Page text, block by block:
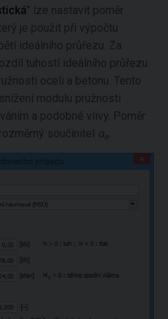
" lze nastavit poměr
je použit při výpočtu
ideálního průřezu. Za
tuhostí ideálního průřezu
oceli a betonu. Tento
modulu pružnosti
a podobné vlivy. Poměr
součinitel αe